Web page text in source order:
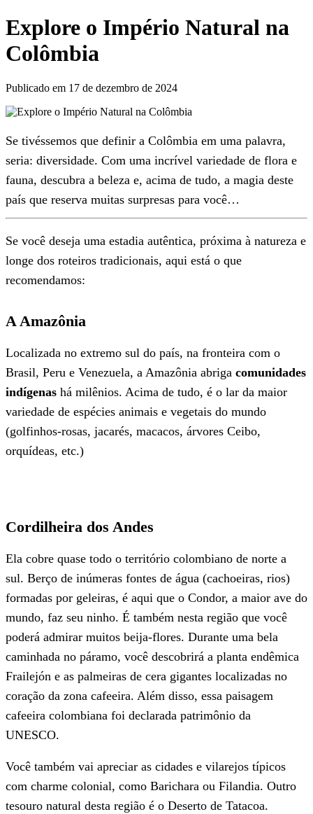
Explore o Império Natural na
Colômbia
Publicado em 17 de dezembro de 2024
Se tivéssemos que definir a Colômbia em uma palavra,
seria: diversidade. Com uma incrível variedade de flora e
fauna, descubra a beleza e, acima de tudo, a magia deste
país que reserva muitas surpresas para você…
Se você deseja uma estadia autêntica, próxima à natureza e
longe dos roteiros tradicionais, aqui está o que
recomendamos:
A Amazônia
Localizada no extremo sul do país, na fronteira com o
Brasil, Peru e Venezuela, a Amazônia abriga comunidades
indígenas há milênios. Acima de tudo, é o lar da maior
variedade de espécies animais e vegetais do mundo
(golfinhos-rosas, jacarés, macacos, árvores Ceibo,
orquídeas, etc.)
Cordilheira dos Andes
Ela cobre quase todo o território colombiano de norte a
sul. Berço de inúmeras fontes de água (cachoeiras, rios)
formadas por geleiras, é aqui que o Condor, a maior ave do
mundo, faz seu ninho. É também nesta região que você
poderá admirar muitos beija-flores. Durante uma bela
caminhada no páramo, você descobrirá a planta endêmica
Frailejón e as palmeiras de cera gigantes localizadas no
coração da zona cafeeira. Além disso, essa paisagem
cafeeira colombiana foi declarada patrimônio da
UNESCO.
Você também vai apreciar as cidades e vilarejos típicos
com charme colonial, como Barichara ou Filandia. Outro
tesouro natural desta região é o Deserto de Tatacoa.